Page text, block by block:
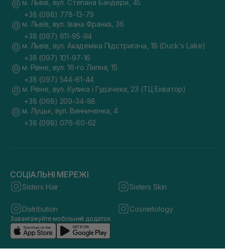
м. Львів, вул. Степана Бандери, 45
+38 (098) 778-13-79
м. Львів, вул. Івана Франка, 36
+38 (097) 611-95-94
м. Львів, вул. Академіка Підстригача, 1В (Duck's Lake)
+38 (097) 101-97-16
м. Рівне, вул. 16-го Липня, 15
+38 (097) 544-61-44
м. Рівне, вул. Кулика і Гудачека, 23 (ТЦ Екватор)
+38 (068) 209-34-88
м. Луцьк, вул. Винниченка, 4
+38 (098) 076-60-62
СОЦІАЛЬНІ МЕРЕЖІ
Sisters Hair Sisters Skin
Distribution Cosmetology
Завантажуйте мобільний додаток